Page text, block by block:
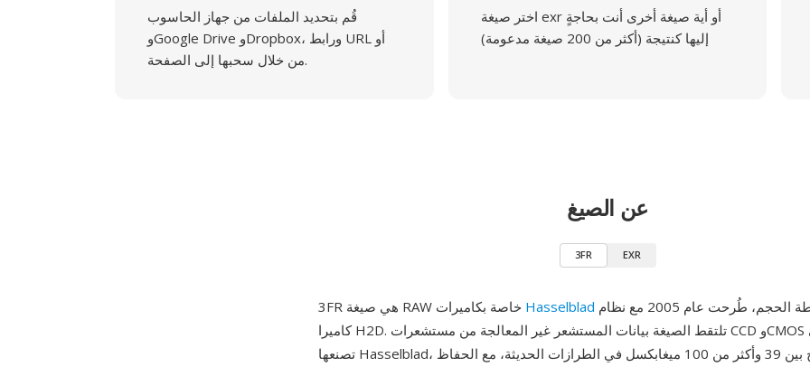
قُم بتحديد الملفات من جهاز الحاسوب
وGoogle Drive وDropbox، ورابط URL أو
من خلال سحبها إلى الصفحة.
اختر صيغة exr أو أية صيغة أخرى أنت بحاجةٍ
إليها كنتيجة (أكثر من 200 صيغة مدعومة)
عن الصيغ
3FR EXR
Hasselblad
كاميرا H2D. تلتقط الصيغة بيانات المستشعر غير المعالجة من مستشعرات CCD وCMOS الكبيرة التي
تصنعها Hasselblad، والتي تتراوح بين 39 وأكثر من 100 ميغابكسل في الطرازات الحديثة، مع الحفاظ